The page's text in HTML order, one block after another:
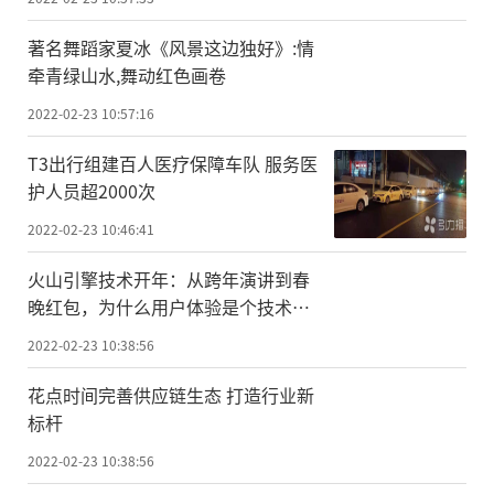
著名舞蹈家夏冰《风景这边独好》:情
牵青绿山水,舞动红色画卷
2022-02-23 10:57:16
T3出行组建百人医疗保障车队 服务医
护人员超2000次
2022-02-23 10:46:41
火山引擎技术开年：从跨年演讲到春
晚红包，为什么用户体验是个技术
活？
2022-02-23 10:38:56
花点时间完善供应链生态 打造行业新
标杆
2022-02-23 10:38:56